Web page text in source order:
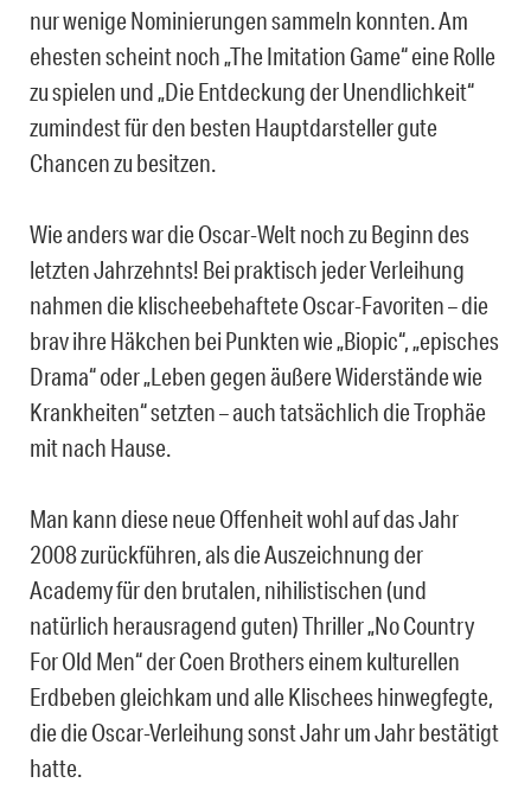
nur wenige Nominierungen sammeln konnten. Am
ehesten scheint noch „The Imitation Game“ eine Rolle
zu spielen und „Die Entdeckung der Unendlichkeit“
zumindest für den besten Hauptdarsteller gute
Chancen zu besitzen.
Wie anders war die Oscar-Welt noch zu Beginn des
letzten Jahrzehnts! Bei praktisch jeder Verleihung
nahmen die klischeebehaftete Oscar-Favoriten – die
brav ihre Häkchen bei Punkten wie „Biopic“, „episches
Drama“ oder „Leben gegen äußere Widerstände wie
Krankheiten“ setzten – auch tatsächlich die Trophäe
mit nach Hause.
Man kann diese neue Offenheit wohl auf das Jahr
2008 zurückführen, als die Auszeichnung der
Academy für den brutalen, nihilistischen (und
natürlich herausragend guten) Thriller „No Country
For Old Men“ der Coen Brothers einem kulturellen
Erdbeben gleichkam und alle Klischees hinwegfegte,
die die Oscar-Verleihung sonst Jahr um Jahr bestätigt
hatte.